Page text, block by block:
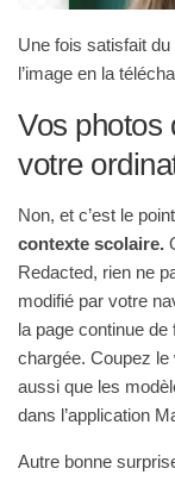
Une fois satisfait
l’image en la
Vos photos
votre
Non, et c’est le
contexte scolaire.
Redacted, rien ne
modifié par votre
la page continue
chargée. Coupez
aussi que les
dans l’application
Autre bonne